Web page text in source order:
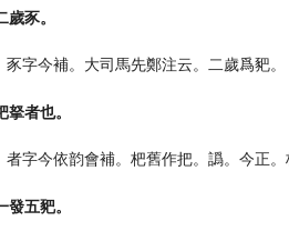
歲豕。
豕字今補。大司馬先鄭注云。二歲爲豝。
拏者也。
者字今依韵會補。杷舊作把。譌。今正
發五豝。